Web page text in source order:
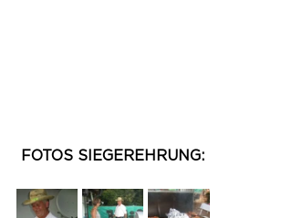
FOTOS SIEGEREHRUNG: